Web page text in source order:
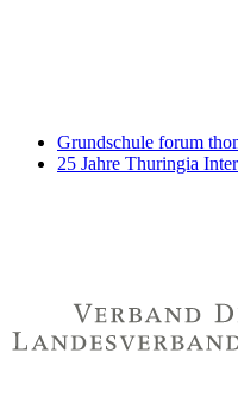
Grundschule forum
25 Jahre Thuringia